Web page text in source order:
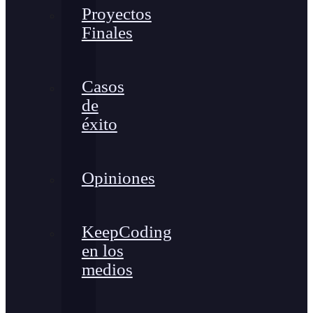
Proyectos
Finales
Casos
de
éxito
Opiniones
KeepCoding
en los
medios